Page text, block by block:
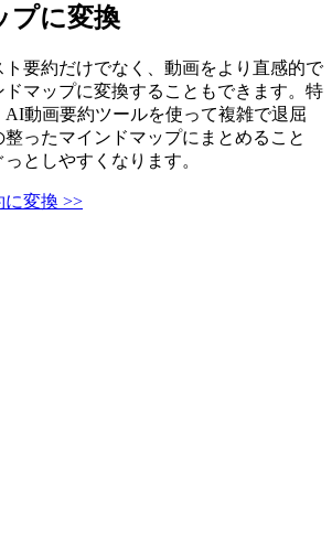
プに変換
要約だけでなく、動画をより直感的で
マップに変換することもできます。特
動画要約ツールを使って複雑で退屈
ったマインドマップにまとめること
としやすくなります。
に変換 >>